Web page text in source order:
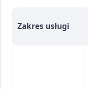
Zakres usługi